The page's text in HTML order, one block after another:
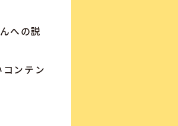
への説
ンテン